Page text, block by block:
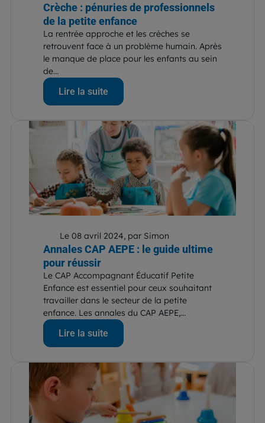
Crèche : pénuries de professionnels
de la petite enfance
La rentrée approche et les crèches se
retrouvent face à un problème humain. Après
le manque de place pour les enfants au sein
de...
Lire la suite
Le 08 avril 2024, par Simon
Annales CAP AEPE : le guide ultime
pour réussir
Le CAP Accompagnant Éducatif Petite
Enfance est essentiel pour ceux souhaitant
travailler dans le secteur de la petite
enfance. Les annales du CAP AEPE,...
Lire la suite